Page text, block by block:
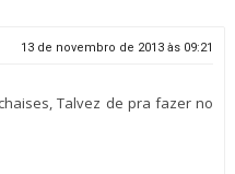
13 de novembro de 2013 às 09:21
Talvez de pra fazer no